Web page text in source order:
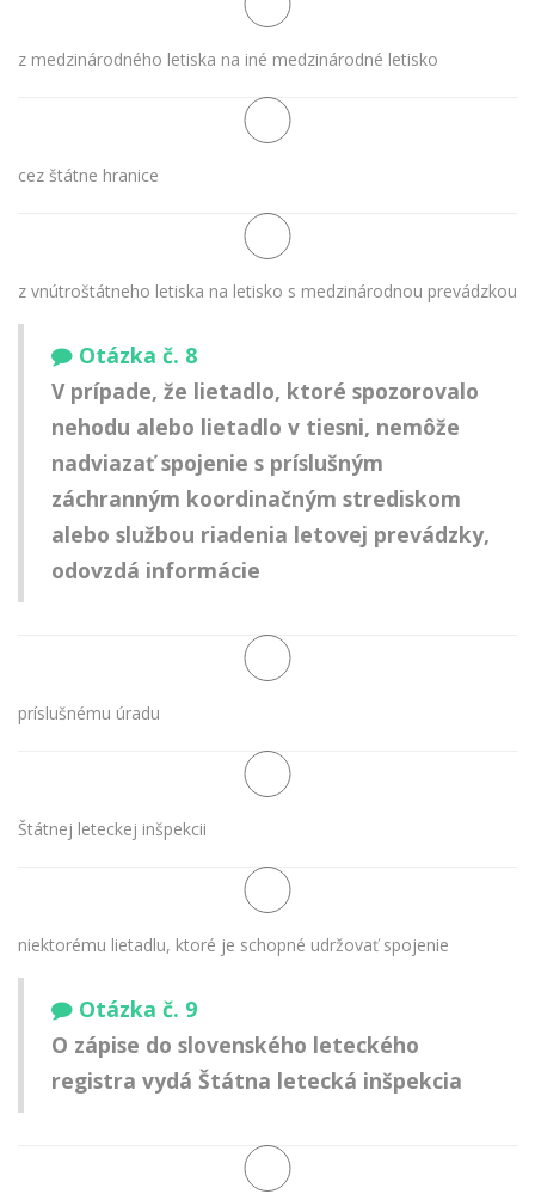
z medzinárodného letiska na iné medzinárodné letisko
cez štátne hranice
z vnútroštátneho letiska na letisko s medzinárodnou prevádzkou
Otázka č. 8
V prípade, že lietadlo, ktoré spozorovalo
nehodu alebo lietadlo v tiesni, nemôže
nadviazať spojenie s príslušným
záchranným koordinačným strediskom
alebo službou riadenia letovej prevádzky,
odovzdá informácie
príslušnému úradu
Štátnej leteckej inšpekcii
niektorému lietadlu, ktoré je schopné udržovať spojenie
Otázka č. 9
O zápise do slovenského leteckého
registra vydá Štátna letecká inšpekcia